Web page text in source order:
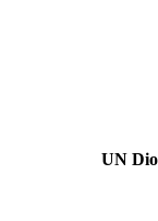
UN